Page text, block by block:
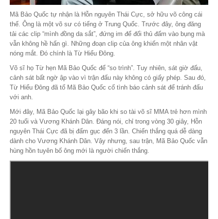
Mã Bảo Quốc tự nhận là Hỗn nguyên Thái Cực, sở hữu võ công cái
thế. Ông là một võ sư có tiếng ở Trung Quốc. Trước đây, ông đăng
tải các clip “mình đồng da sắt”, đứng im để đối thủ đấm vào bụng mà
vẫn không hề hấn gì. Những đoạn clip của ông khiến một nhân vật
nóng mắt. Đó chính là Từ Hiểu Đông.
Võ sĩ họ Từ hẹn Mã Bảo Quốc để “so trình”. Tuy nhiên, sát giờ đấu,
cảnh sát bất ngờ ập vào vì trận đấu này không có giấy phép. Sau đó,
Từ Hiểu Đông đã tố Mã Bảo Quốc cố tình báo cảnh sát để tránh đấu
với anh.
Mới đây, Mã Bảo Quốc lại gây bão khi so tài võ sĩ MMA trẻ hơn mình
20 tuổi và Vương Khánh Dân. Đáng nói, chỉ trong vòng 30 giây, Hỗn
nguyên Thái Cực đã bị đấm gục đến 3 lần. Chiến thắng quá dễ dàng
dành cho Vương Khánh Dân. Vậy nhưng, sau trận, Mã Bảo Quốc vẫn
hùng hồn tuyên bố ông mới là người chiến thắng.